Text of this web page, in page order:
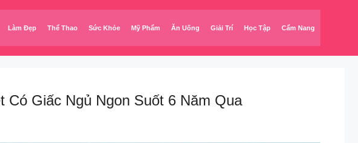
Làm Đẹp Thể Thao Sức Khỏe Mỹ Phẩm Ăn Uống Giải Trí Học Tập Cẩm Nang
Giấc Ngủ Ngon Suốt 6 Năm Qua